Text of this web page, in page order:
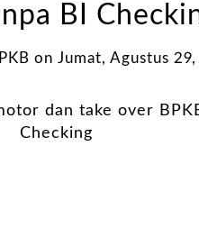
BI
on Jumat, Agustus